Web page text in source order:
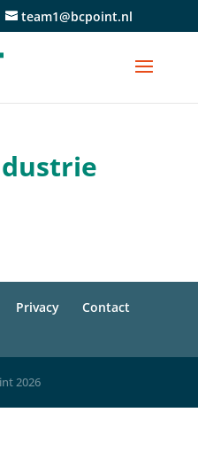
team1@bcpoint.nl
Privacy Contact
2026